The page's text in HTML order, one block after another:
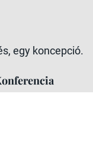
egy koncepció.